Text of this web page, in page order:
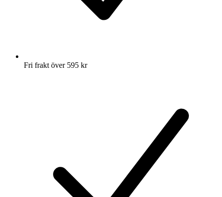
Fri frakt över 595 kr